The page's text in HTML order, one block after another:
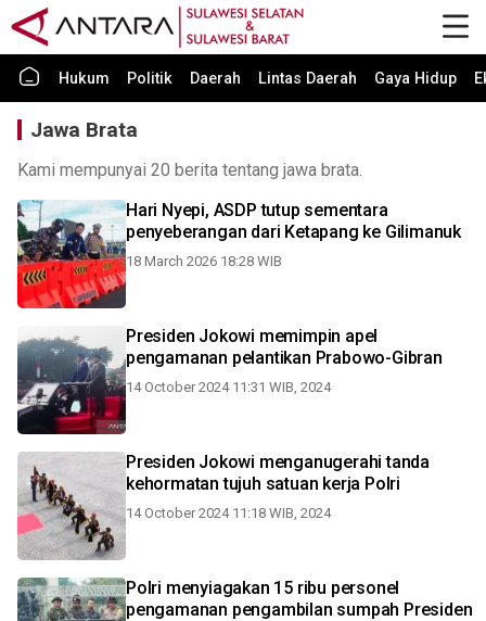
Hukum Politik Daerah Lintas Daerah Gaya Hidup
Jawa Brata
Kami mempunyai 20 berita tentang jawa brata.
Hari Nyepi, ASDP tutup sementara
penyeberangan dari Ketapang ke Gilimanuk
18 March 2026 18:28 WIB
Presiden Jokowi memimpin apel
pengamanan pelantikan Prabowo-Gibran
14 October 2024 11:31 WIB, 2024
Presiden Jokowi menganugerahi tanda
kehormatan tujuh satuan kerja Polri
14 October 2024 11:18 WIB, 2024
Polri menyiagakan 15 ribu personel
pengamanan pengambilan sumpah Presiden